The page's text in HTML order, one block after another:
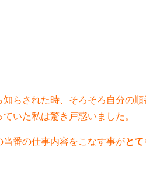
らされた時、そろそろ自分の順
いた私は驚き戸惑いました。
番の仕事内容をこなす事がと